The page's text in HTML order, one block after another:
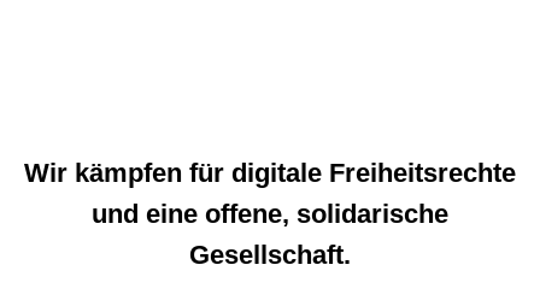
Wir kämpfen für digitale Freiheitsrechte
und eine offene, solidarische
Gesellschaft.